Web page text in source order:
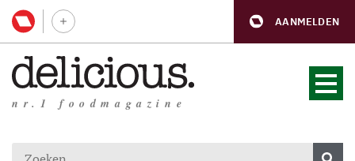
AANMELDEN
nr.1 foodmagazine